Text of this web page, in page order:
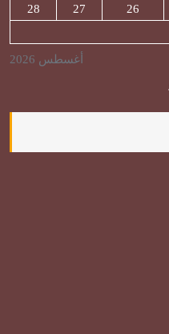
أغسطس 2026
26
27
28